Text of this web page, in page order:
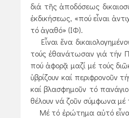
διά τῆς ἀποδόσεως
ἐκδικήσεως, «πού εἶναι
τό ἀγαθό» (ΙΦ).
Εἶναι ἕνα
τούς ἐθανάτωσαν γιά τήν
πού ἀφορᾷ μαζί μέ τούς
ὑβρίζουν καί περιφρονοῦν
καί βλασφημοῦν τό
θέλουν νά ζοῦν σύμφωνα
Μέ τό ἐρώτημα αὐτό εἶναι